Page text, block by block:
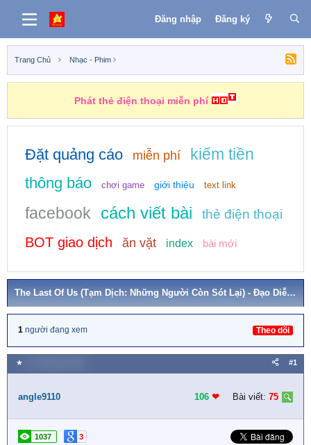
Đăng nhập Đăng ký
Trang Chủ Nhạc - Phim
Phát thẻ điện thoại miễn phí
Đặt quảng cáo miễn phí kiếm tiền
thông báo chơi game giới thiệu text link
facebook cách viết bài thẻ điện thoại
BOT giao dịch ăn vặt index bài mới
The Last Of Us (Tạm Dịch: Những Người Còn Sót Lại) - Đạo Diễn Craig Mazin, Neil Druckmann
1 người đang xem Theo dõi
★ #1
angle9110 106 ❤︎ Bài viết: 75
1037 3